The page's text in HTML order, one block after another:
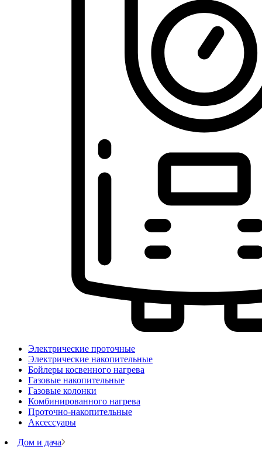
Электрические проточные
Электрические накопительные
Бойлеры косвенного нагрева
Газовые накопительные
Газовые колонки
Комбинированного нагрева
Проточно-накопительные
Аксессуары
Дом и дача